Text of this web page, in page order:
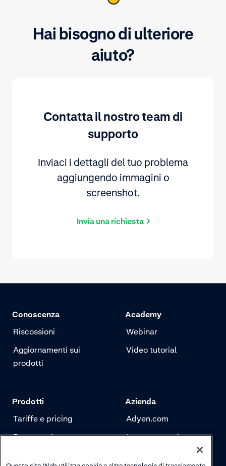
Hai bisogno di ulteriore
aiuto?
Contatta il nostro team di
supporto
Inviaci i dettagli del tuo problema
aggiungendo immagini o
screenshot.
Invia una richiesta
Conoscenza
Riscossioni
Aggiornamenti sui
prodotti
Academy
Webinar
Video tutorial
Prodotti
Tariffe e pricing
Pagamenti
Azienda
Adyen.com
La nostra storia